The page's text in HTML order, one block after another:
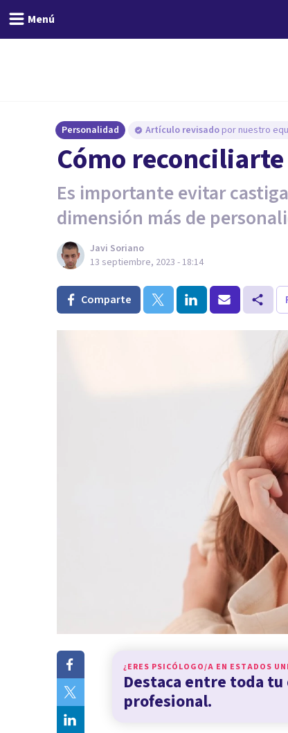
Menú
Personalidad Artículo revisado por nuestro
Cómo
Es importante evitar
dimensión más de
Javi Soriano
13 septiembre, 2023 - 18:14
Comparte
¿ERES PSICÓLOGO/A EN ESTADOS
Destaca entre toda
profesional.